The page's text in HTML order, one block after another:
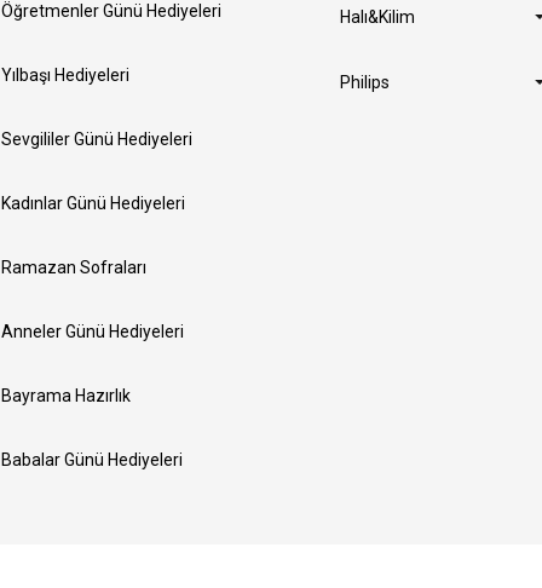
Öğretmenler Günü Hediyeleri
Yılbaşı Hediyeleri
Sevgililer Günü Hediyeleri
Kadınlar Günü Hediyeleri
Ramazan Sofraları
Anneler Günü Hediyeleri
Bayrama Hazırlık
Babalar Günü Hediyeleri
Halı&Kilim
Philips